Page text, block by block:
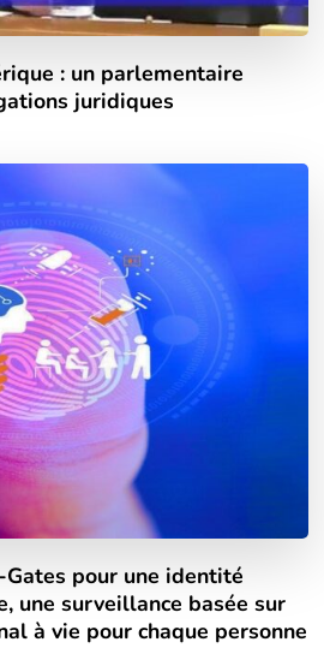
: un parlementaire
juridiques
pour une identité
une surveillance basée sur
à vie pour chaque personne